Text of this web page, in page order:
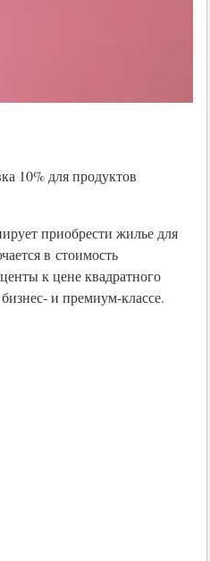
10% для продуктов
приобрести жилье для
в стоимость
к цене квадратного
и премиум-классе.